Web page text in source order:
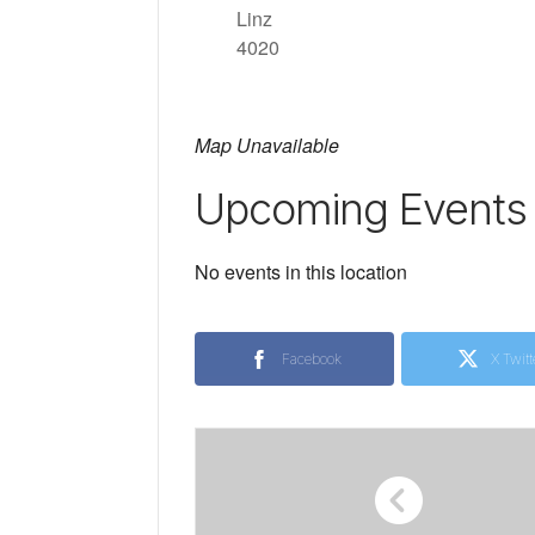
Linz
4020
Map Unavailable
Upcoming Events
No events in this location
Facebook X